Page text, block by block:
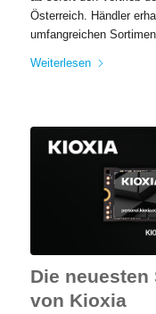
Österreich. Händler
umfangreichen
Weiterlesen
Die
von Kioxia